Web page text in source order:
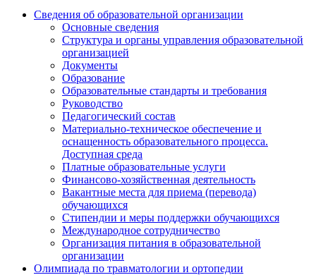
Сведения об образовательной организации
Основные сведения
Структура и органы управления образовательной
организацией
Документы
Образование
Образовательные стандарты и требования
Руководство
Педагогический состав
Материально-техническое обеспечение и
оснащенность образовательного процесса.
Доступная среда
Платные образовательные услуги
Финансово-хозяйственная деятельность
Вакантные места для приема (перевода)
обучающихся
Стипендии и меры поддержки обучающихся
Международное сотрудничество
Организация питания в образовательной
организации
Олимпиада по травматологии и ортопедии